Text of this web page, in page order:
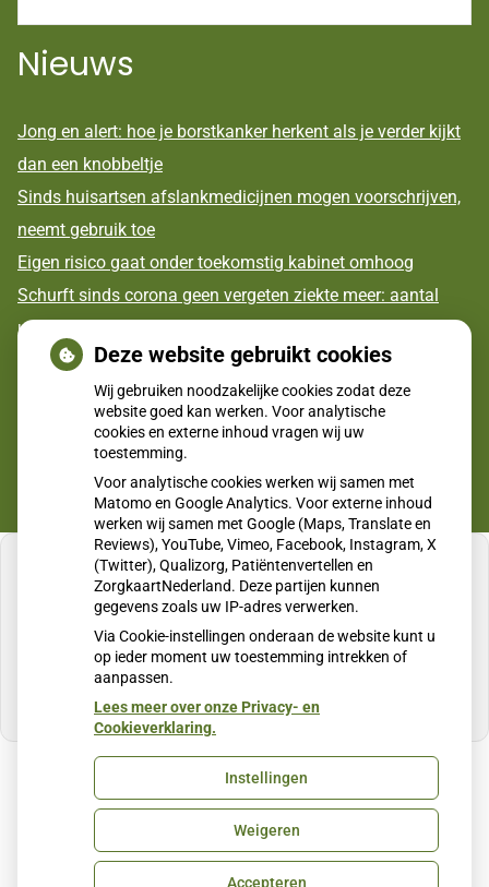
Nieuws
Jong en alert: hoe je borstkanker herkent als je verder kijkt
dan een knobbeltje
Sinds huisartsen afslankmedicijnen mogen voorschrijven,
neemt gebruik toe
Eigen risico gaat onder toekomstig kabinet omhoog
Schurft sinds corona geen vergeten ziekte meer: aantal
uitbraken fors gestegen
CZ vergoedt zorg van twee gespecialiseerde
revalidatieartsen niet meer
U heeft geen toestemming gegeven voor
externe inhoud die nodig is om dit te zien.
Cookie-instellingen wijzigen
Uw Zorg Online
Cookie-instellingen
Deze website gebruikt cookies
Wij gebruiken noodzakelijke cookies zodat deze
website goed kan werken. Voor analytische
cookies en externe inhoud vragen wij uw
toestemming.
Voor analytische cookies werken wij samen met
Matomo en Google Analytics. Voor externe inhoud
werken wij samen met Google (Maps, Translate en
Reviews), YouTube, Vimeo, Facebook, Instagram, X
(Twitter), Qualizorg, Patiëntenvertellen en
ZorgkaartNederland. Deze partijen kunnen
gegevens zoals uw IP-adres verwerken.
Via Cookie-instellingen onderaan de website kunt u
op ieder moment uw toestemming intrekken of
aanpassen.
Lees meer over onze Privacy- en
Cookieverklaring.
Instellingen
Weigeren
Accepteren